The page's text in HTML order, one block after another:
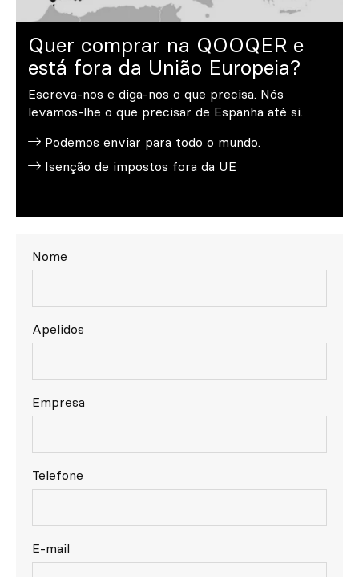
Inspire-se
Procurar
ES EN FR
PT
Quer comprar na QOOQER e
está fora da União Europeia?
Escreva-nos e diga-nos o que precisa. Nós
levamos-lhe o que precisar de Espanha até si.
Podemos enviar para todo o mundo.
Isenção de impostos fora da UE
Nome
Apelidos
Empresa
Telefone
E-mail